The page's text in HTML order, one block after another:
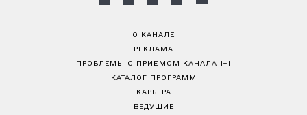
О КАНАЛЕ
РЕКЛАМА
ПРОБЛЕМЫ С ПРИЁМОМ КАНАЛА 1+1
КАТАЛОГ ПРОГРАММ
КАРЬЕРА
ВЕДУЩИЕ